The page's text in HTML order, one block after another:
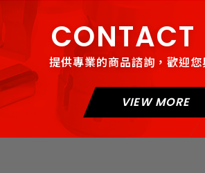
提供專業的商品諮詢，歡迎
VIEW MORE